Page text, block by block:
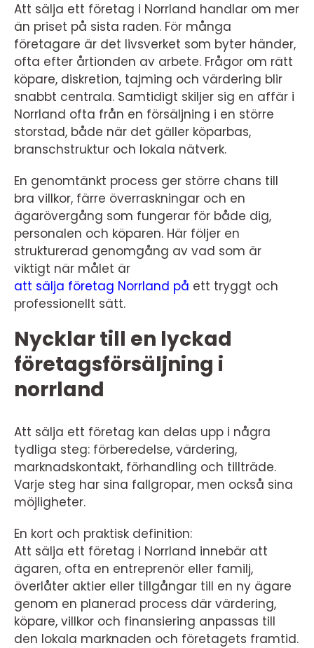
Att sälja ett företag i Norrland handlar om mer
än priset på sista raden. För många
företagare är det livsverket som byter händer,
ofta efter årtionden av arbete. Frågor om rätt
köpare, diskretion, tajming och värdering blir
snabbt centrala. Samtidigt skiljer sig en affär i
Norrland ofta från en försäljning i en större
storstad, både när det gäller köparbas,
branschstruktur och lokala nätverk.
En genomtänkt process ger större chans till
bra villkor, färre överraskningar och en
ägarövergång som fungerar för både dig,
personalen och köparen. Här följer en
strukturerad genomgång av vad som är
viktigt när målet är
att sälja företag Norrland på ett tryggt och
professionellt sätt.
Nycklar till en lyckad
företagsförsäljning i
norrland
Att sälja ett företag kan delas upp i några
tydliga steg: förberedelse, värdering,
marknadskontakt, förhandling och tillträde.
Varje steg har sina fallgropar, men också sina
möjligheter.
En kort och praktisk definition:
Att sälja ett företag i Norrland innebär att
ägaren, ofta en entreprenör eller familj,
överlåter aktier eller tillgångar till en ny ägare
genom en planerad process där värdering,
köpare, villkor och finansiering anpassas till
den lokala marknaden och företagets framtid.